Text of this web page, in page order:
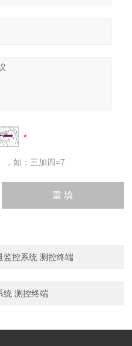
，如：三加四=7
监控系统 测控终端
统 测控终端